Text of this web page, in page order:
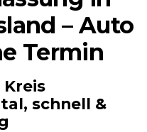
– Auto
Termin
Kreis
schnell &